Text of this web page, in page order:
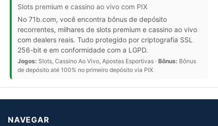
Slots premium e cassino ao vivo com PIX
No 71b.com, você encontra bônus de depósito
recorrentes, milhares de slots premium e cassino ao vivo
com dealers reais. Tudo protegido por criptografia SSL
256-bit e em conformidade com a LGPD.
Jogos: Slots, Cassino Ao Vivo, Apostas Esportivas · Bônus: Bônus
de depósito até 100% no primeiro depósito via PIX
NAVEGAR